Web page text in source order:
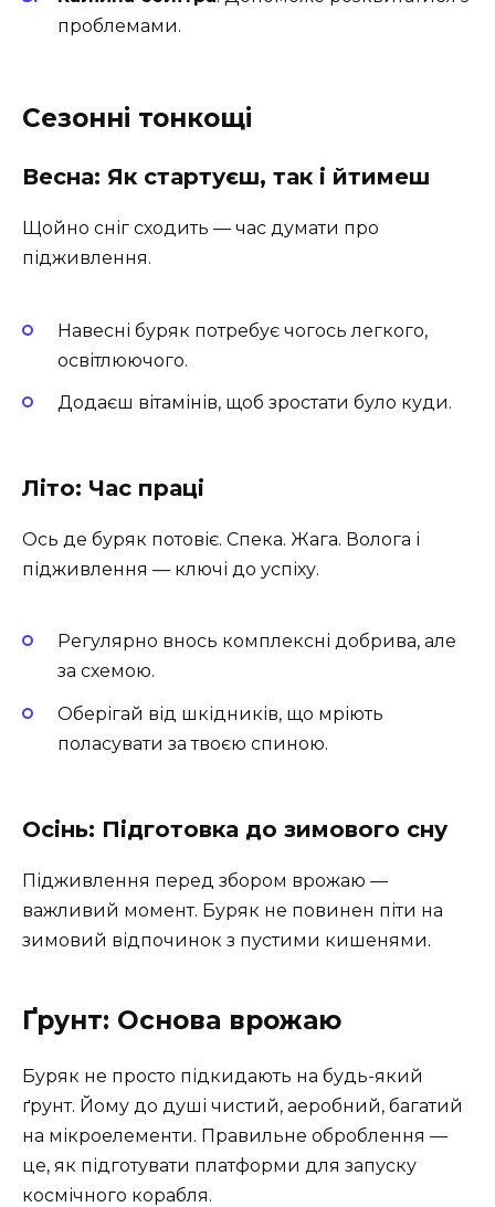
проблемами.
Сезонні тонкощі
Весна: Як стартуєш, так і йтимеш
Щойно сніг сходить — час думати про
підживлення.
Навесні буряк потребує чогось легкого,
освітлюючого.
Додаєш вітамінів, щоб зростати було куди.
Літо: Час праці
Ось де буряк потовіє. Спека. Жага. Волога і
підживлення — ключі до успіху.
Регулярно внось комплексні добрива, але
за схемою.
Оберігай від шкідників, що мріють
поласувати за твоєю спиною.
Осінь: Підготовка до зимового сну
Підживлення перед збором врожаю —
важливий момент. Буряк не повинен піти на
зимовий відпочинок з пустими кишенями.
Ґрунт: Основа врожаю
Буряк не просто підкидають на будь-який
ґрунт. Йому до душі чистий, аеробний, багатий
на мікроелементи. Правильне оброблення —
це, як підготувати платформи для запуску
космічного корабля.